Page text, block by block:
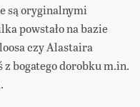
są oryginalnymi
powstało na bazie
czy Alastaira
z bogatego dorobku m.in.